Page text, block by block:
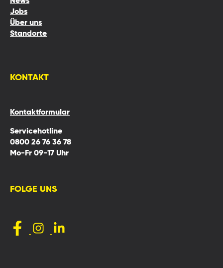
Jobs
Über uns
Standorte
KONTAKT
Kontaktformular
Servicehotline
0800 26 76 36 78
Mo-Fr 09-17 Uhr
FOLGE UNS